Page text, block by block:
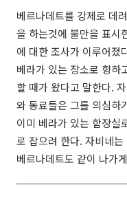
베르나데트를 강제로 데
을 하는것에 불만을 표시
에 대한 조사가 이루어졌
베라가 있는 장소로 향하
할 때가 왔다고 말한다.
와 동료들은 그를 의심하
이미 베라가 있는 함장실
로 잡으려 한다. 자비네
베르나데트도 같이 나가